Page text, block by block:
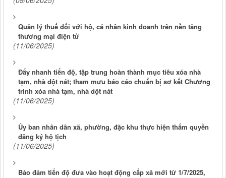
Quản lý thuế đối với hộ, cá nhân kinh doanh trên nền tảng
thương mại điện tử
(11/06/2025)
Đẩy nhanh tiến độ, tập trung hoàn thành mục tiêu xóa nhà
tạm, nhà dột nát; tham mưu báo cáo chuẩn bị sơ kết Chương
trình xóa nhà tạm, nhà dột nát
(11/06/2025)
Ủy ban nhân dân xã, phường, đặc khu thực hiện thẩm quyền
đăng ký hộ tịch
(11/06/2025)
Bảo đảm tiến độ đưa vào hoạt động cấp xã mới từ 1/7/2025,